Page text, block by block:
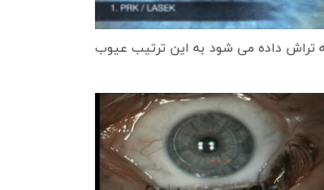
تراش داده می شود به این ترتیب عیوب